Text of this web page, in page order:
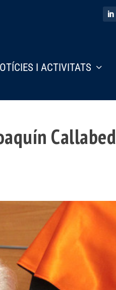
I ACTIVITATS
Callabed